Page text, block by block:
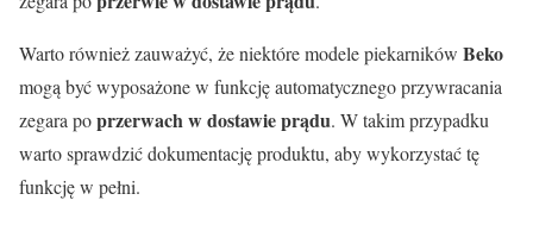
Warto również zauważyć, że niektóre modele piekarników Beko
mogą być wyposażone w funkcję automatycznego przywracania
zegara poprzerwach w dostawie prądu. W takim przypadku
warto sprawdzić dokumentację produktu, aby wykorzystać tę
funkcję w pełni.